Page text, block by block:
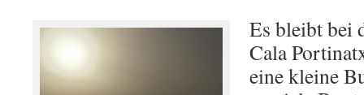
Es bleibt bei
Cala
eine kleine